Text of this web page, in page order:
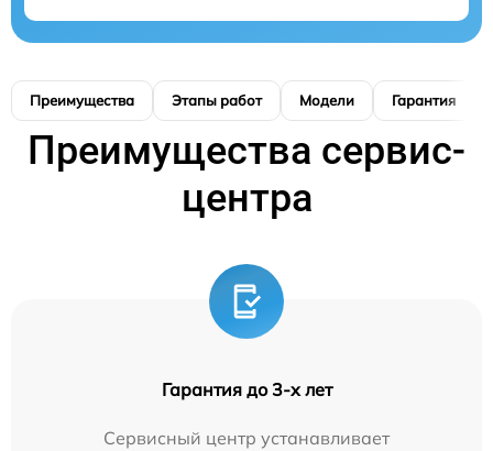
Преимущества Этапы работ Модели Гарантия
Преимущества сервис-
центра
Гарантия до 3-х лет
Сервисный центр устанавливает